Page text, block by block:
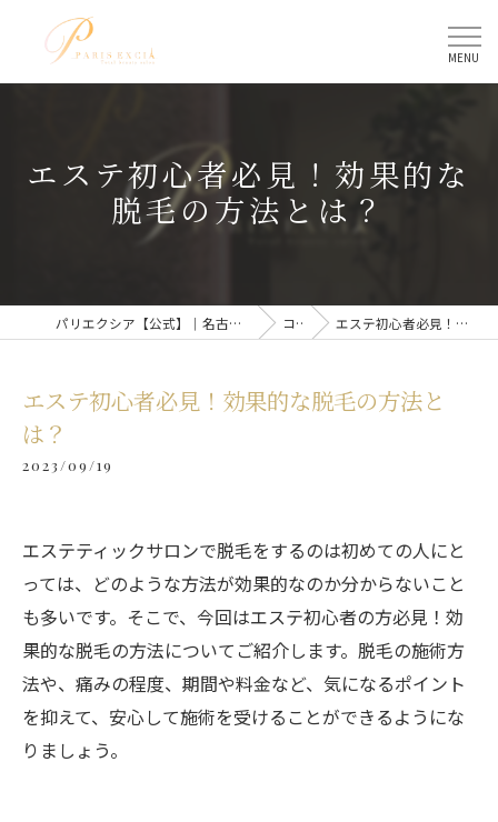
エステ初心者必見！効果的な
脱毛の方法とは？
パリエクシア【公式】｜名古屋駅のトータルビューティーサロン コラム エステ初心者必見！効果的な脱毛の方法とは？
エステ初心者必見！効果的な脱毛の方法と
は？
2023/09/19
エステティックサロンで脱毛をするのは初めての人にと
っては、どのような方法が効果的なのか分からないこと
も多いです。そこで、今回はエステ初心者の方必見！効
果的な脱毛の方法についてご紹介します。脱毛の施術方
法や、痛みの程度、期間や料金など、気になるポイント
を抑えて、安心して施術を受けることができるようにな
りましょう。